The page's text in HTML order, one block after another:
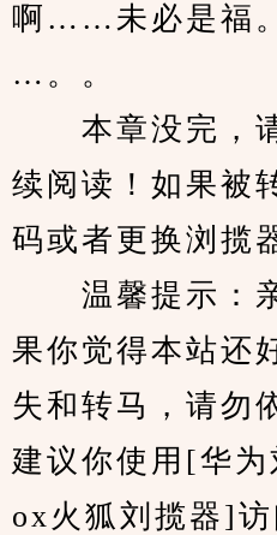
啊……未必是福
…。。
本章没完，
续阅读！如果被
码或者更换浏揽
温馨提示：亲
果你觉得本站还
失和转马，请勿
建议你使用[华
ox火狐刘揽器]